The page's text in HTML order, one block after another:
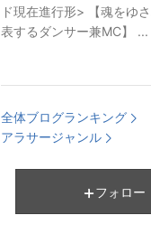
ド現在進行形> 【魂をゆ
表するダンサー兼MC】 ...
全体ブログランキング
アラサージャンル
フォロー